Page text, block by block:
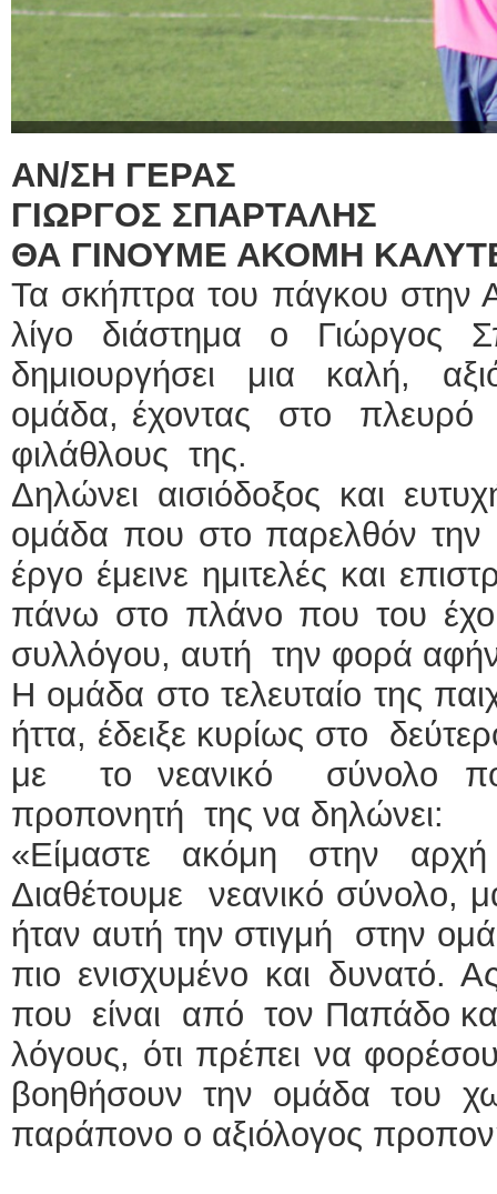
ΑΝ/ΣΗ ΓΕΡΑΣ
ΓΙΩΡΓΟΣ ΣΠΑΡΤΑΛΗΣ
ΘΑ ΓΙΝΟΥΜΕ ΑΚΟΜΗ
Τα σκήπτρα του πάγκου στην
λίγο διάστημα ο Γιώργος
δημιουργήσει μια καλή,
ομάδα, έχοντας στο πλευρό
φιλάθλους της.
Δηλώνει αισιόδοξος και
ομάδα που στο παρελθόν την
έργο έμεινε ημιτελές και
πάνω στο πλάνο που του
συλλόγου, αυτή την φορά
Η ομάδα στο τελευταίο της
ήττα, έδειξε κυρίως στο
με το νεανικό σύνολο
προπονητή της να δηλώνει:
«Είμαστε ακόμη στην
Διαθέτουμε νεανικό σύνολο,
ήταν αυτή την στιγμή στην
πιο ενισχυμένο και δυνατό.
που είναι από τον Παπάδο
λόγους, ότι πρέπει να
βοηθήσουν την ομάδα του
παράπονο ο αξιόλογος